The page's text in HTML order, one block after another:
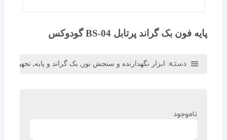
پایه فون بک گراند پرتابل BS-04 گودوکس
دسته: ابزار نگهدارنده و سنجش نور , بک گراند و پایه, تجهیزات
ناموجود